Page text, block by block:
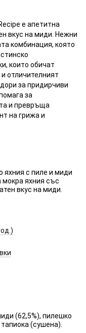
е апетитна
вкус на миди. Нежни
комбинация, която
които обичат
отличителният
за придирчиви
за
и превръща
на грижа и
яхния с пиле и миди
мокра яхния със
вкус на миди.
(62,5%), пилешко
(сушена).